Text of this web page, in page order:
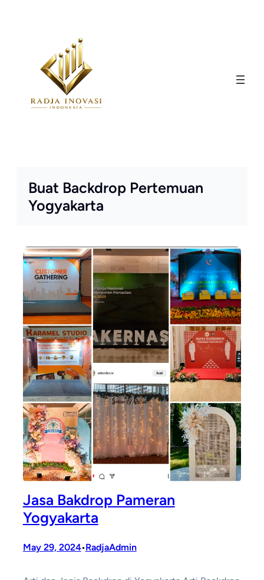
Buat Backdrop Pertemuan
Yogyakarta
Jasa Bakdrop Pameran
Yogyakarta
May 29, 2024•RadjaAdmin